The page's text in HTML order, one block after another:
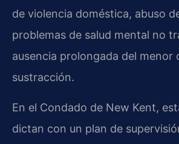
de violencia doméstica, abuso
problemas de salud mental no
ausencia prolongada del menor
sustracción.
En el Condado de New Kent,
dictan con un plan de